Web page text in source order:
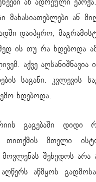
ან ადრეული
ან
დაიპყრო,
ის თუ რა ხდებოდა ამ
აქვე
საგანი. კვლევის
ხდებოდა.
გაგებაში დიდი
თითქმის მთელი
შეხედოს არა
აწმყოს